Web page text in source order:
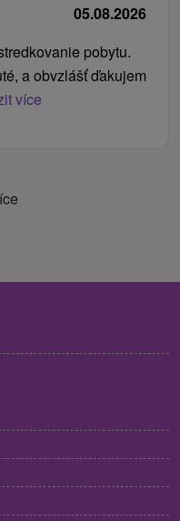
05.08.2026
pobytu.
a obvzlášť ďakujem
více